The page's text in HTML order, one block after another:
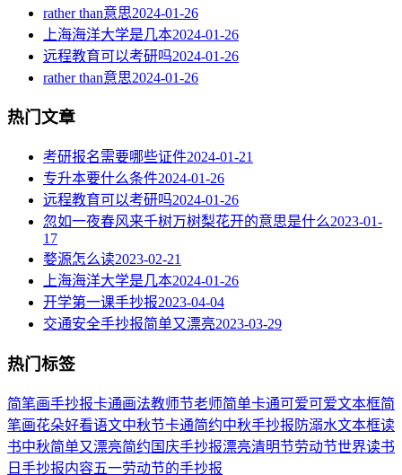
rather than意思2024-01-26
上海海洋大学是几本2024-01-26
远程教育可以考研吗2024-01-26
rather than意思2024-01-26
热门文章
考研报名需要哪些证件2024-01-21
专升本要什么条件2024-01-26
远程教育可以考研吗2024-01-26
忽如一夜春风来千树万树梨花开的意思是什么2023-01-
17
婺源怎么读2023-02-21
上海海洋大学是几本2024-01-26
开学第一课手抄报2023-04-04
交通安全手抄报简单又漂亮2023-03-29
热门标签
简笔画手抄报卡通画法教师节老师简单卡通可爱可爱文本框简
笔画花朵好看语文中秋节卡通简约中秋手抄报 防溺水文本框读
书中秋简单又漂亮简约 国庆手抄报漂亮清明节劳动节世界读书
日 手抄报内容五一劳动节的手抄报